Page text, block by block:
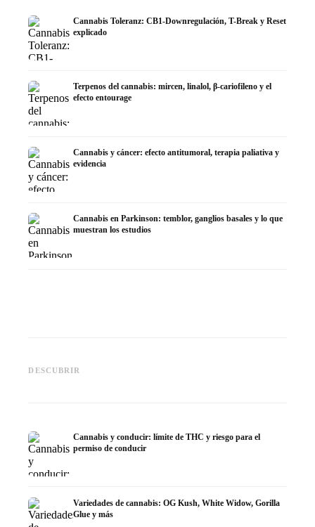
Cannabis Toleranz: CB1-Downregulación, T-Break y Reset
explicado
Terpenos del cannabis: mircen, linalol, β-cariofileno y el
efecto entourage
Cannabis y cáncer: efecto antitumoral, terapia paliativa y
evidencia
Cannabis en Parkinson: temblor, ganglios basales y lo que
muestran los estudios
DESCUBRIR
muestran los estudios
Cannabis y conducir: límite de THC y riesgo para el
permiso de conducir
Variedades de cannabis: OG Kush, White Widow, Gorilla
Glue y más